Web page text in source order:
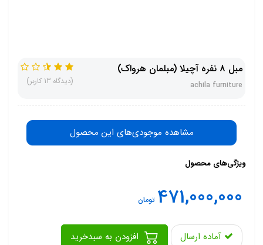
مبل 8 نفره آچیلا (مبلمان هرواک)
achila furniture (دیدگاه 13 کاربر)
مشاهده موجودی‌های این محصول
ویژگی‌های محصول
471,000,000 تومان
آماده ارسال